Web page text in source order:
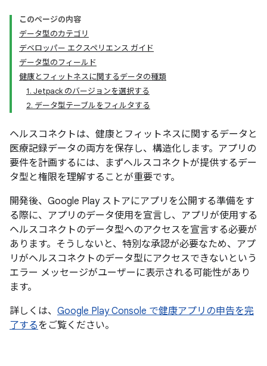
このページの内容
データ型のカテゴリ
デベロッパー エクスペリエンス ガイド
データ型のフィールド
健康とフィットネスに関するデータの種類
1. Jetpack のバージョンを選択する
2. データ型テーブルをフィルタする
ヘルスコネクトは、健康とフィットネスに関するデータと
医療記録データの両方を保存し、構造化します。アプリの
要件を計画するには、まずヘルスコネクトが提供するデー
タ型と権限を理解することが重要です。
開発後、Google Play ストアにアプリを公開する準備をす
る際に、アプリのデータ使用を宣言し、アプリが使用する
ヘルスコネクトのデータ型へのアクセスを宣言する必要が
あります。そうしないと、特別な承認が必要なため、アプ
リがヘルスコネクトのデータ型にアクセスできないという
エラー メッセージがユーザーに表示される可能性があり
ます。
詳しくは、 Google Play Console で健康アプリの申告を完
了するをご覧ください。